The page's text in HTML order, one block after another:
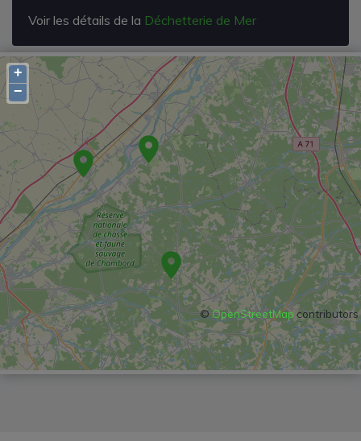
Voir les détails de la Déchetterie de Mer
+
−
©OpenStreetMapcontributors